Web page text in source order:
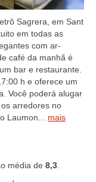
Sagrera, em Sant
em todas as
com ar-
café da manhã é
bar e restaurante.
h e oferece um
Você poderá alugar
arredores no
Laumon... mais
média de 8,3